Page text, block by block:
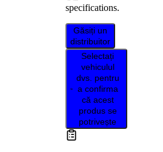
specifications.
Găsiți un
distribuitor
Selectați
vehiculul
dvs. pentru
a confirma
că acest
produs se
potrivește